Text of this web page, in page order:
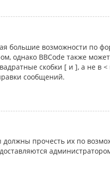
большие возможности по
однако BBCode также
скобки [ и ], а не в
сообщений.
прочесть их по